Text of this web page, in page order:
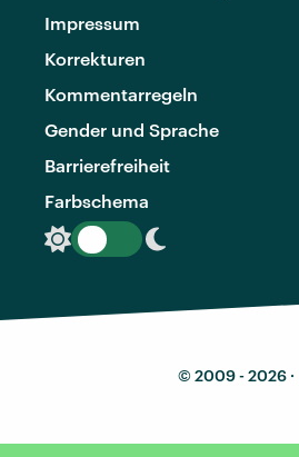
Impressum
Korrekturen
Kommentarregeln
Gender und Sprache
Barrierefreiheit
Farbschema
© 2009 - 2026 ·